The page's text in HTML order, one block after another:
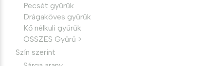
Pecsét gyűrűk
Drágaköves gyűrűk
Kő nélküli gyűrűk
ÖSSZES Gyűrű >
Szín szerint